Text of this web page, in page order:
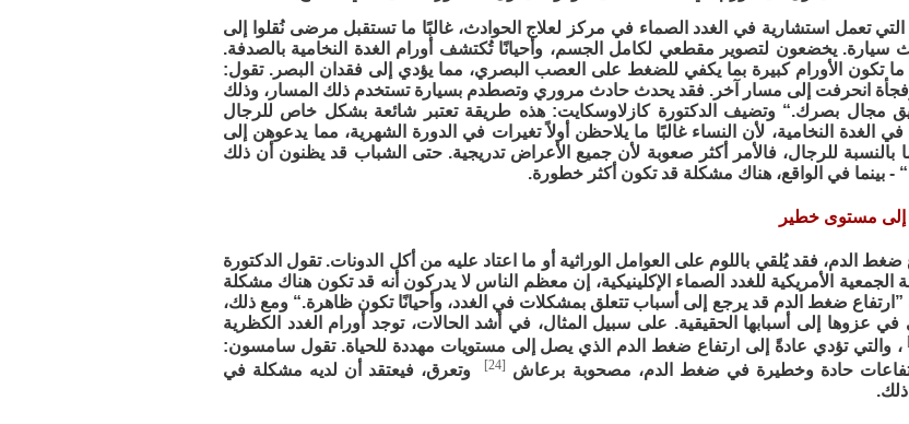
التي تعمل استشارية في الغدد الصماء في مركز لعلاج الحوادث، غالبًا ما تستقبل مرضى نُقلوا إلى
سيارة. يخضعون لتصوير مقطعي لكامل الجسم، وأحيانًا تُكتشف أورام الغدة النخامية بالصدفة.
تكون الأورام كبيرة بما يكفي للضغط على العصب البصري، مما يؤدي إلى فقدان البصر. تقول:
انحرفت إلى مسار آخر. فقد يحدث حادث مروري وتصطدم بسيارة تستخدم ذلك المسار، وذلك
مجال بصرك.“ وتضيف الدكتورة كازلاوسكايت: هذه طريقة تعتبر شائعة بشكل خاص للرجال
الغدة النخامية، لأن النساء غالبًا ما يلاحظن أولاً تغيرات في الدورة الشهرية، مما يدعوهن إلى
بالنسبة للرجال، فالأمر أكثر صعوبة لأن جميع الأعراض تدريجية. حتى الشباب قد يظنون أن ذلك
- بينما في الواقع، هناك مشكلة قد تكون أكثر خطورة.
الدم، فقد يُلقي باللوم على العوامل الوراثية أو ما اعتاد عليه من أكل الدونات. تقول الدكتورة
الأمريكية للغدد الصماء الإكلينيكية، إن معظم الناس لا يدركون أنه قد تكون هناك مشكلة
”ارتفاع ضغط الدم قد يرجع إلى أسباب تتعلق بمشكلات في الغدد، وأحيانًا تكون ظاهرة.“ ومع ذلك،
عزوها إلى أسبابها الحقيقية. على سبيل المثال، في أشد الحالات، توجد أورام الغدد الكظرية
، والتي تؤدي عادةً إلى ارتفاع ضغط الدم الذي يصل إلى مستويات مهددة للحياة. تقول سامسون:
حادة وخطيرة في ضغط الدم، مصحوبة برعاش [24]
وتعرق، فيعتقد أن لديه مشكلة في
ذلك.